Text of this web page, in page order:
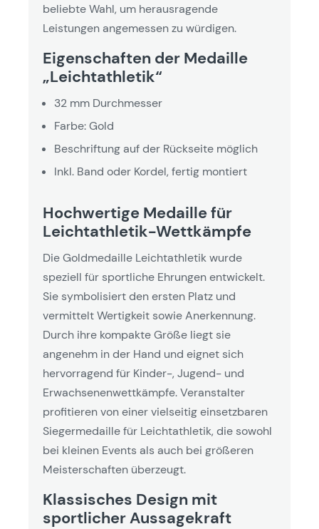
beliebte Wahl, um herausragende
Leistungen angemessen zu würdigen.
Eigenschaften der Medaille
„Leichtathletik“
32 mm Durchmesser
Farbe: Gold
Beschriftung auf der Rückseite möglich
Inkl. Band oder Kordel, fertig montiert
Hochwertige Medaille für
Leichtathletik-Wettkämpfe
Die Goldmedaille Leichtathletik wurde
speziell für sportliche Ehrungen entwickelt.
Sie symbolisiert den ersten Platz und
vermittelt Wertigkeit sowie Anerkennung.
Durch ihre kompakte Größe liegt sie
angenehm in der Hand und eignet sich
hervorragend für Kinder-, Jugend- und
Erwachsenenwettkämpfe. Veranstalter
profitieren von einer vielseitig einsetzbaren
Siegermedaille für Leichtathletik, die sowohl
bei kleinen Events als auch bei größeren
Meisterschaften überzeugt.
Klassisches Design mit
sportlicher Aussagekraft